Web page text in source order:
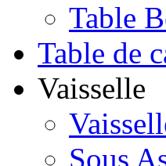
Table
Table de
Vaisselle
Sous